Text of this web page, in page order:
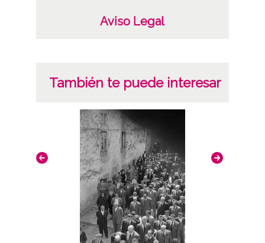
Alegría / Dulantzi
Signatura/s: ATHA-VIC-PP-00506
Estas fotografías fueron donadas a la
Diputación Foral de Álava el 3 de mazo de
2014 por D. Iñaki López Hermoso y D.ª
Begoña López Hermoso.
Aviso Legal
También te puede interesar